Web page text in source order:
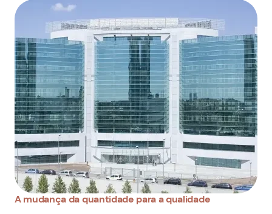
A mudança da quantidade para a qualidade